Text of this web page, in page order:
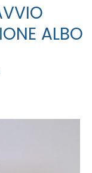
ALBO